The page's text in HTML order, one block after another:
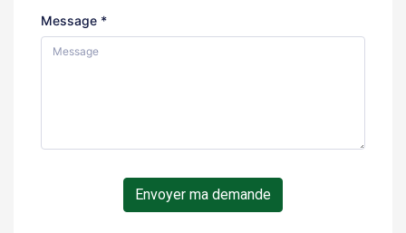
Message *
Envoyer ma demande